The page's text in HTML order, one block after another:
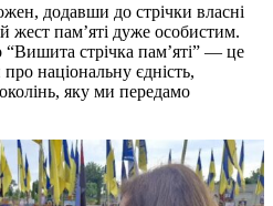
додавши до стрічки власні
жест пам’яті дуже особистим.
стрічка пам’яті” — це
національну єдність,
яку ми передамо